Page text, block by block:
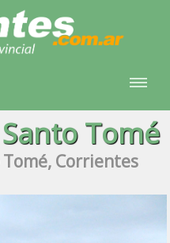
Tomé
Corrientes